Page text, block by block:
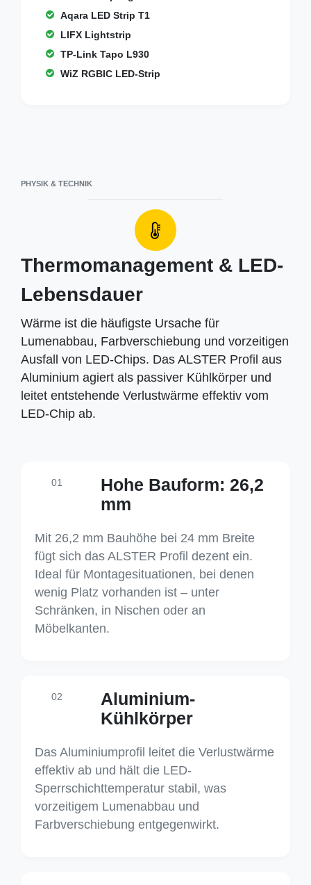
Aqara LED Strip T1
LIFX Lightstrip
TP-Link Tapo L930
WiZ RGBIC LED-Strip
PHYSIK & TECHNIK
Thermomanagement & LED-
Lebensdauer
Wärme ist die häufigste Ursache für
Lumenabbau, Farbverschiebung und vorzeitigen
Ausfall von LED-Chips. Das ALSTER Profil aus
Aluminium agiert als passiver Kühlkörper und
leitet entstehende Verlustwärme effektiv vom
LED-Chip ab.
01
Hohe Bauform: 26,2
mm
Mit 26,2 mm Bauhöhe bei 24 mm Breite
fügt sich das ALSTER Profil dezent ein.
Ideal für Montagesituationen, bei denen
wenig Platz vorhanden ist – unter
Schränken, in Nischen oder an
Möbelkanten.
02
Aluminium-
Kühlkörper
Das Aluminiumprofil leitet die Verlustwärme
effektiv ab und hält die LED-
Sperrschichttemperatur stabil, was
vorzeitigem Lumenabbau und
Farbverschiebung entgegenwirkt.